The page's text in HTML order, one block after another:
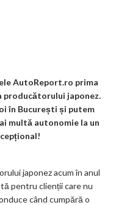
AutoReport.ro prima
producătorului japonez.
în București și putem
multă autonomie la un
japonez acum în anul
pentru clienții care nu
când cumpără o